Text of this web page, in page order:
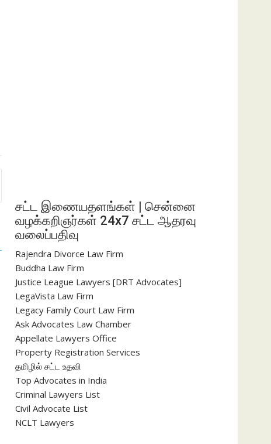
சட்ட இணையதளங்கள் | சென்னை
வழக்கறிஞர்கள் 24x7 சட்ட ஆதரவு
வலைப்பதிவு
Rajendra Divorce Law Firm
Buddha Law Firm
Justice League Lawyers [DRT Advocates]
LegaVista Law Firm
Legacy Family Court Law Firm
Ask Advocates Law Chamber
Appellate Lawyers Office
Property Registration Services
தமிழில் சட்ட உதவி
Top Advocates in India
Criminal Lawyers List
Civil Advocate List
NCLT Lawyers